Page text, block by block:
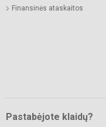
Finansinės ataskaitos
Pastabėjote klaidų?